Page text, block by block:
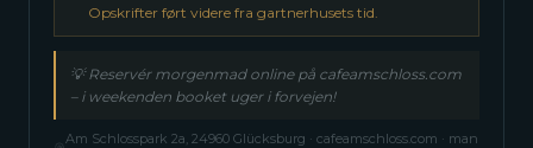
Opskrifter ført videre fra gartnerhusets tid.
💡Reservér morgenmad online på cafeamschloss.com
– i weekenden booket uger i forvejen!
Am Schlosspark 2a, 24960 Glücksburg · cafeamschloss.com · man